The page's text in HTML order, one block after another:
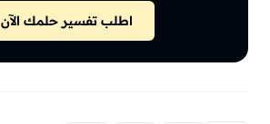
اطلب تفسير حلمك الآن